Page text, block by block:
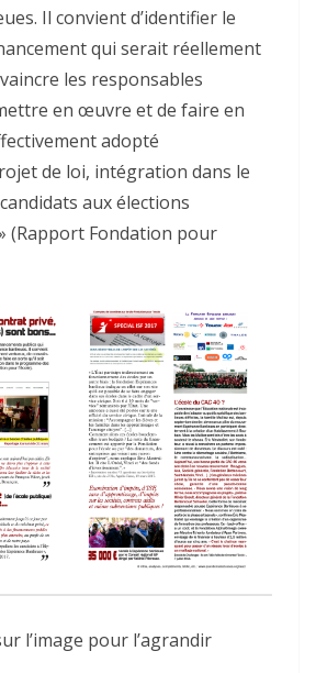
Il convient d’identifier le
qui serait réellement
les responsables
en œuvre et de faire en
adopté
de loi, intégration dans le
aux élections
(Rapport Fondation pour
l’image pour l’agrandir